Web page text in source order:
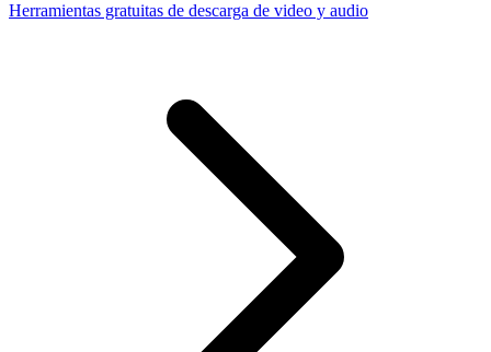
Herramientas gratuitas de descarga de video y audio